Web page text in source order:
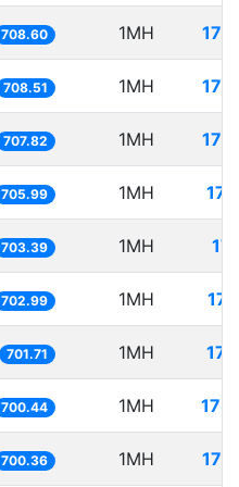
708.60 1MH
708.51 1MH
707.82 1MH
705.99 1MH
703.39 1MH
702.99 1MH
701.71 1MH
700.44 1MH
700.36 1MH